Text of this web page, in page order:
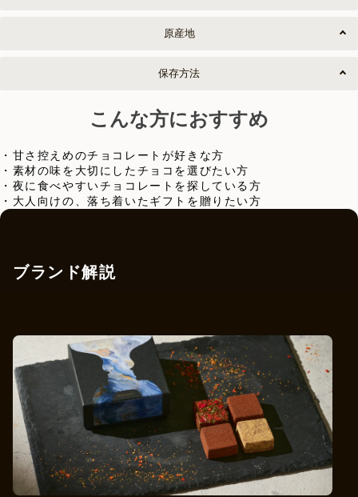
原産地
保存方法
こんな方におすすめ
・甘さ控えめのチョコレートが好きな方
・素材の味を大切にしたチョコを選びたい方
・夜に食べやすいチョコレートを探している方
・大人向けの、落ち着いたギフトを贈りたい方
ブランド解説